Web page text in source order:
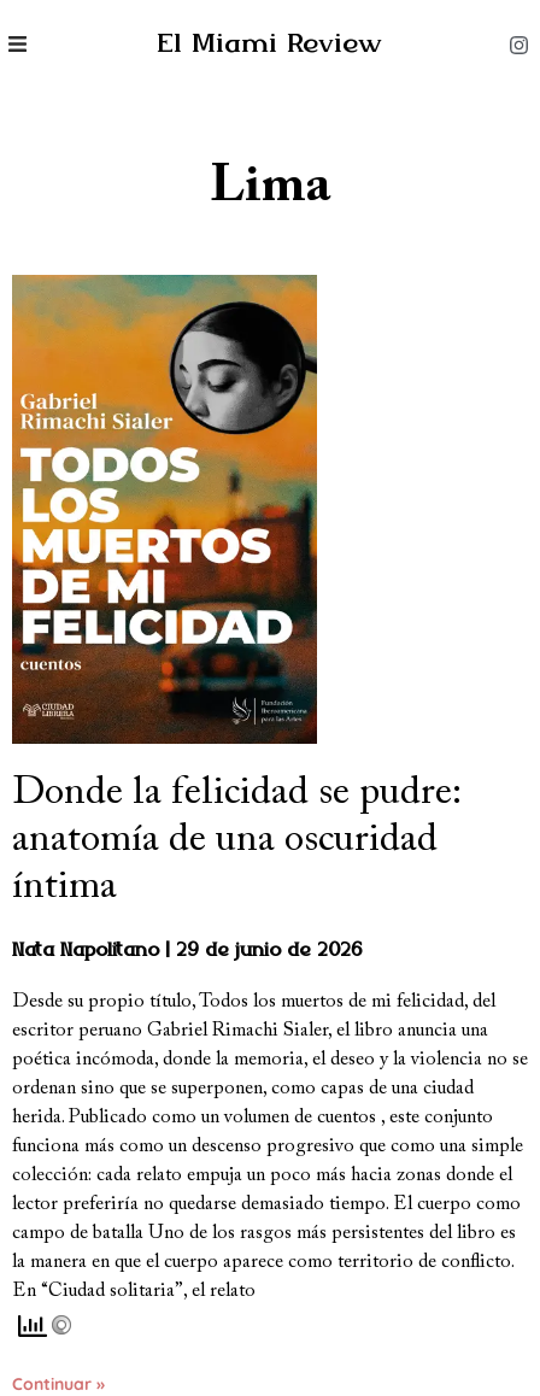
El Miami Review
Lima
Donde la felicidad se pudre:
anatomía de una oscuridad
íntima
Nata Napolitano 29 de junio de 2026
Desde su propio título, Todos los muertos de mi felicidad, del
escritor peruano Gabriel Rimachi Sialer, el libro anuncia una
poética incómoda, donde la memoria, el deseo y la violencia no se
ordenan sino que se superponen, como capas de una ciudad
herida. Publicado como un volumen de cuentos , este conjunto
funciona más como un descenso progresivo que como una simple
colección: cada relato empuja un poco más hacia zonas donde el
lector preferiría no quedarse demasiado tiempo. El cuerpo como
campo de batalla Uno de los rasgos más persistentes del libro es
la manera en que el cuerpo aparece como territorio de conflicto.
En “Ciudad solitaria”, el relato
Continuar »